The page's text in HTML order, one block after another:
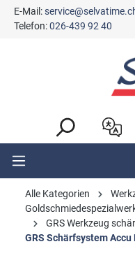
springen
E-Mail:
Telefon:026-439 92 40
Alle Kategorien
GRS Werkzeug
GRS Schärfsystem Accu